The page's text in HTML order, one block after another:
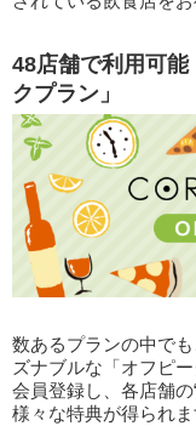
48店舗で利用可
クプラン」
数あるプランの中で
ズナブルな「オフピー
会員登録し、各店舗
様々な特典が得られま